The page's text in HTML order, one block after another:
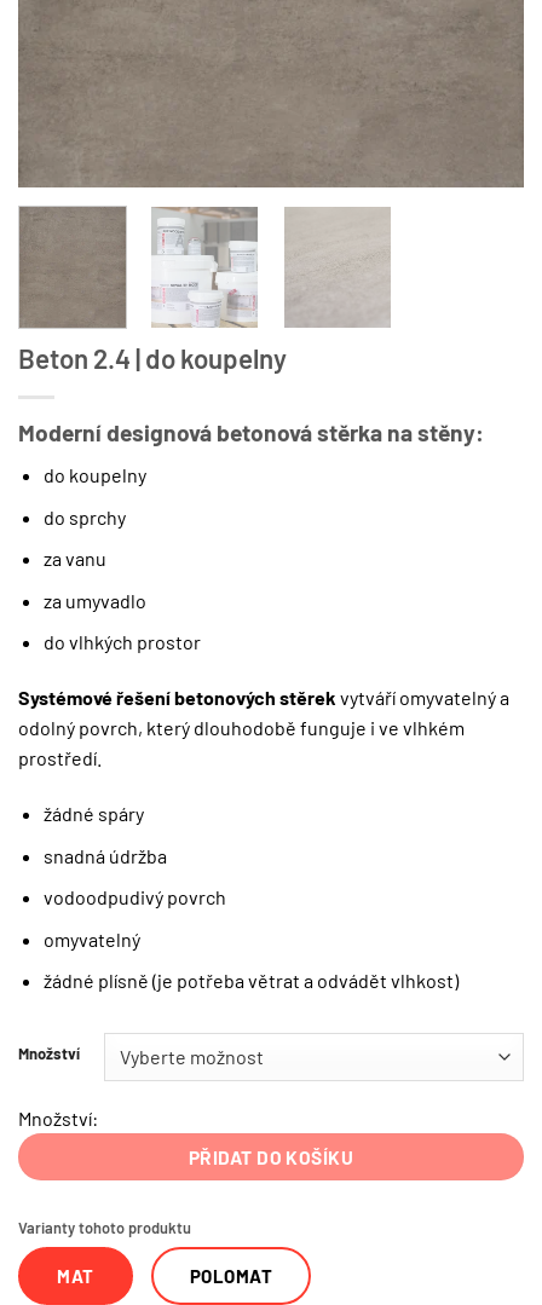
Beton 2.4 | do koupelny
Moderní designová betonová stěrka na stěny:
do koupelny
do sprchy
za vanu
za umyvadlo
do vlhkých prostor
Systémové řešení betonových stěrek vytváří omyvatelný a
odolný povrch, který dlouhodobě funguje i ve vlhkém
prostředí.
žádné spáry
snadná údržba
vodoodpudivý povrch
omyvatelný
žádné plísně (je potřeba větrat a odvádět vlhkost)
Množství
Množství:
PŘIDAT DO KOŠÍKU
Varianty tohoto produktu
MAT POLOMAT